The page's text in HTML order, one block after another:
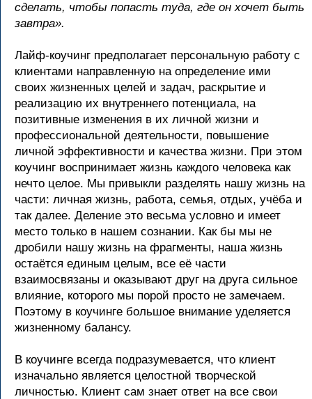
сделать, чтобы попасть туда, где он хочет быть
завтра».
Лайф-коучинг предполагает персональную работу с
клиентами направленную на определение ими
своих жизненных целей и задач, раскрытие и
реализацию их внутреннего потенциала, на
позитивные изменения в их личной жизни и
профессиональной деятельности, повышение
личной эффективности и качества жизни. При этом
коучинг воспринимает жизнь каждого человека как
нечто целое. Мы привыкли разделять нашу жизнь на
части: личная жизнь, работа, семья, отдых, учёба и
так далее. Деление это весьма условно и имеет
место только в нашем сознании. Как бы мы не
дробили нашу жизнь на фрагменты, наша жизнь
остаётся единым целым, все её части
взаимосвязаны и оказывают друг на друга сильное
влияние, которого мы порой просто не замечаем.
Поэтому в коучинге большое внимание уделяется
жизненному балансу.
В коучинге всегда подразумевается, что клиент
изначально является целостной творческой
личностью. Клиент сам знает ответ на все свои